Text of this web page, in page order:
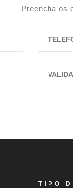
Preencha os
TIPO